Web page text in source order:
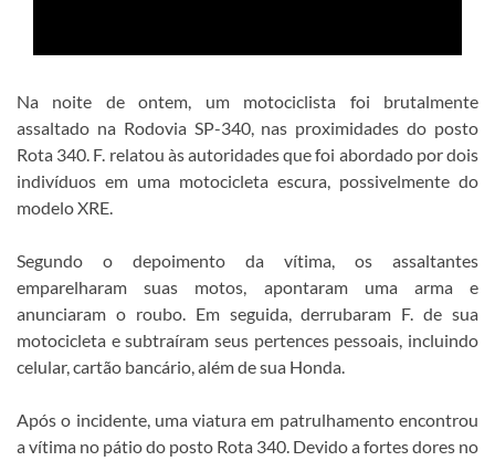
Na noite de ontem, um motociclista foi brutalmente
assaltado na Rodovia SP-340, nas proximidades do posto
Rota 340. F. relatou às autoridades que foi abordado por dois
indivíduos em uma motocicleta escura, possivelmente do
modelo XRE.
Segundo o depoimento da vítima, os assaltantes
emparelharam suas motos, apontaram uma arma e
anunciaram o roubo. Em seguida, derrubaram F. de sua
motocicleta e subtraíram seus pertences pessoais, incluindo
celular, cartão bancário, além de sua Honda.
Após o incidente, uma viatura em patrulhamento encontrou
a vítima no pátio do posto Rota 340. Devido a fortes dores no